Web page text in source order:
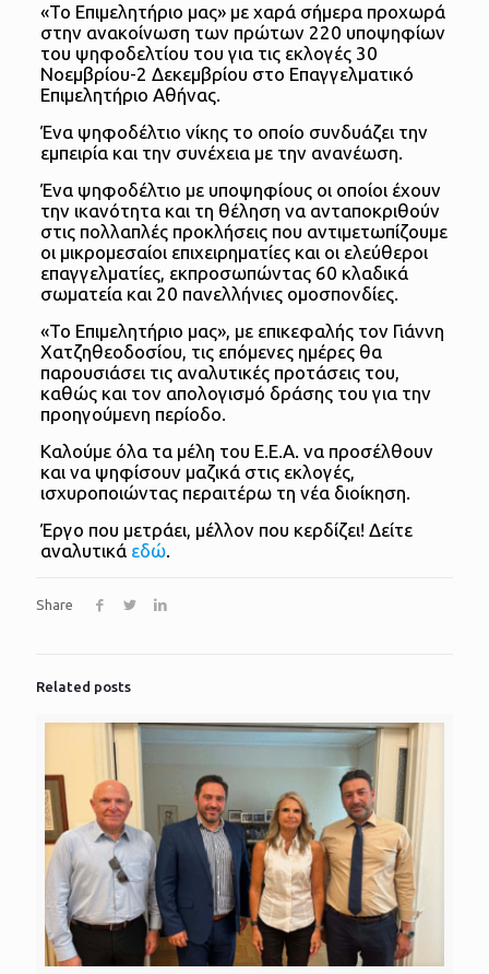
«Το Επιμελητήριο μας» με χαρά σήμερα προχωρά
στην ανακοίνωση των πρώτων 220 υποψηφίων
του ψηφοδελτίου του για τις εκλογές 30
Νοεμβρίου-2 Δεκεμβρίου στο Επαγγελματικό
Επιμελητήριο Αθήνας.
Ένα ψηφοδέλτιο νίκης το οποίο συνδυάζει την
εμπειρία και την συνέχεια με την ανανέωση.
Ένα ψηφοδέλτιο με υποψηφίους οι οποίοι έχουν
την ικανότητα και τη θέληση να ανταποκριθούν
στις πολλαπλές προκλήσεις που αντιμετωπίζουμε
οι μικρομεσαίοι επιχειρηματίες και οι ελεύθεροι
επαγγελματίες, εκπροσωπώντας 60 κλαδικά
σωματεία και 20 πανελλήνιες ομοσπονδίες.
«Το Επιμελητήριο μας», με επικεφαλής τον Γιάννη
Χατζηθεοδοσίου, τις επόμενες ημέρες θα
παρουσιάσει τις αναλυτικές προτάσεις του,
καθώς και τον απολογισμό δράσης του για την
προηγούμενη περίοδο.
Καλούμε όλα τα μέλη του Ε.Ε.Α. να προσέλθουν
και να ψηφίσουν μαζικά στις εκλογές,
ισχυροποιώντας περαιτέρω τη νέα διοίκηση.
Έργο που μετράει, μέλλον που κερδίζει! Δείτε
αναλυτικά εδώ.
Share
Related posts